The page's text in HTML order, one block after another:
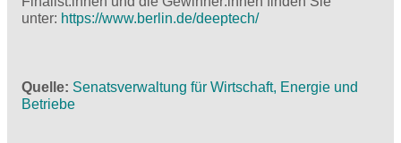
unter: https://www.berlin.de/deeptech/
Quelle Senatsverwaltung für Wirtschaft, Energie und
Betriebe